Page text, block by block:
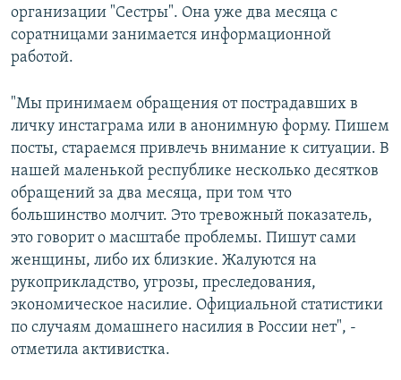
организации "Сестры". Она уже два месяца с
соратницами занимается информационной
работой.
"Мы принимаем обращения от пострадавших в
личку инстаграма или в анонимную форму. Пишем
посты, стараемся привлечь внимание к ситуации. В
нашей маленькой республике несколько десятков
обращений за два месяца, при том что
большинство молчит. Это тревожный показатель,
это говорит о масштабе проблемы. Пишут сами
женщины, либо их близкие. Жалуются на
рукоприкладство, угрозы, преследования,
экономическое насилие. Официальной статистики
по случаям домашнего насилия в России нет", -
отметила активистка.